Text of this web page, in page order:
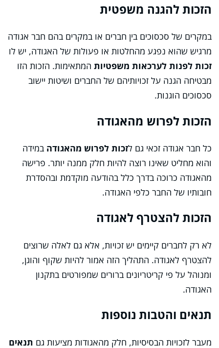
הזכות להגנה משפטית
במקרים של סכסוכים בין חברים או במקרים בהם חבר אגודה
מרגיש שהוא נפגע מהחלטות או פעולות של האגודה, יש לו
זכות לפנות לערכאות משפטיות המתאימות. הזכות הזו
מבטיחה הגנה על זכויותיהם של החברים ושיטות יישוב
סכסוכים הוגנות.
הזכות לפרוש מהאגודה
כל חבר אגודה זכאי גם לזכות לפרוש מהאגודה במידה
והוא מחליט שאינו רוצה להיות חלק ממנה יותר. פרישה
מהאגודה כרוכה בדרך כלל בהודעה מוקדמת ובהסדרת
חובותיו של החבר כלפי האגודה.
הזכות להצטרף לאגודה
לא רק לחברים קיימים יש זכויות, אלא גם לאלה שרוצים
להצטרף לאגודה. התהליך הזה אמור להיות שקוף והוגן,
ומנוהל על פי קריטריונים ברורים שמפורטים בתקנון
האגודה.
תנאים והטבות נוספות
מעבר לזכויות הבסיסיות, חלק מהאגודות מציעות גם תנאים